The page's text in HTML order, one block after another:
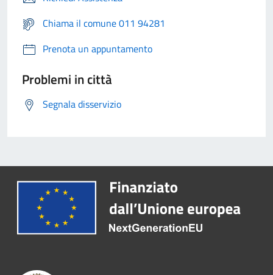
Chiama il comune 011 94281
Prenota un appuntamento
Problemi in città
Segnala disservizio